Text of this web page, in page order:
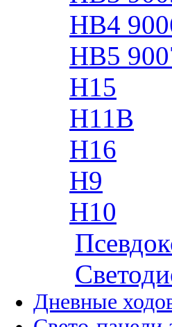
HB4
HB5
H15
H11B
H16
H9
H10
Дневные